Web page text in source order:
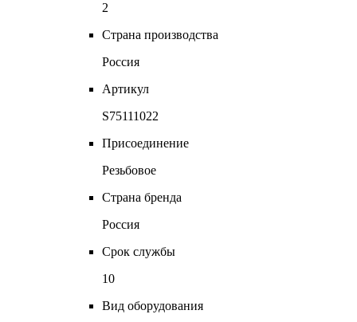
2
Страна производства
Россия
Артикул
S75111022
Присоединение
Резьбовое
Страна бренда
Россия
Срок службы
10
Вид оборудования